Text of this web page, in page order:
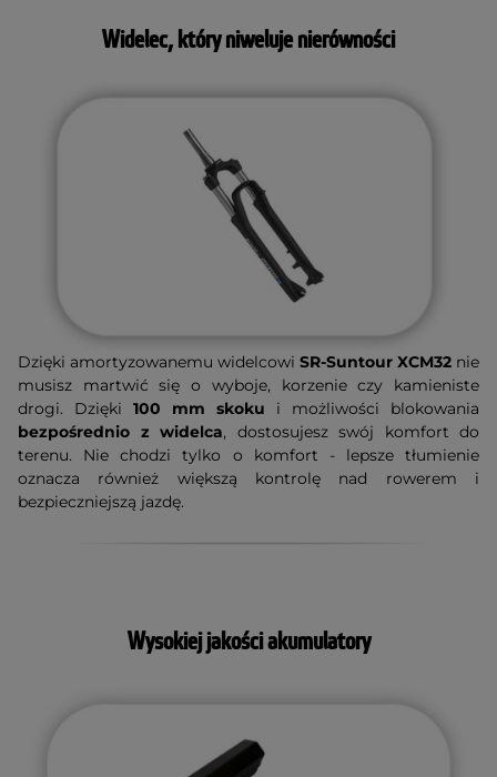
Widelec, który niweluje nierówności
Dzięki amortyzowanemu widelcowi SR-Suntour XCM32 nie
musisz martwić się o wyboje, korzenie czy kamieniste
drogi. Dzięki 100 mm skoku i możliwości blokowania
bezpośrednio z widelca, dostosujesz swój komfort do
terenu. Nie chodzi tylko o komfort - lepsze tłumienie
oznacza również większą kontrolę nad rowerem i
bezpieczniejszą jazdę.
Wysokiej jakości akumulatory